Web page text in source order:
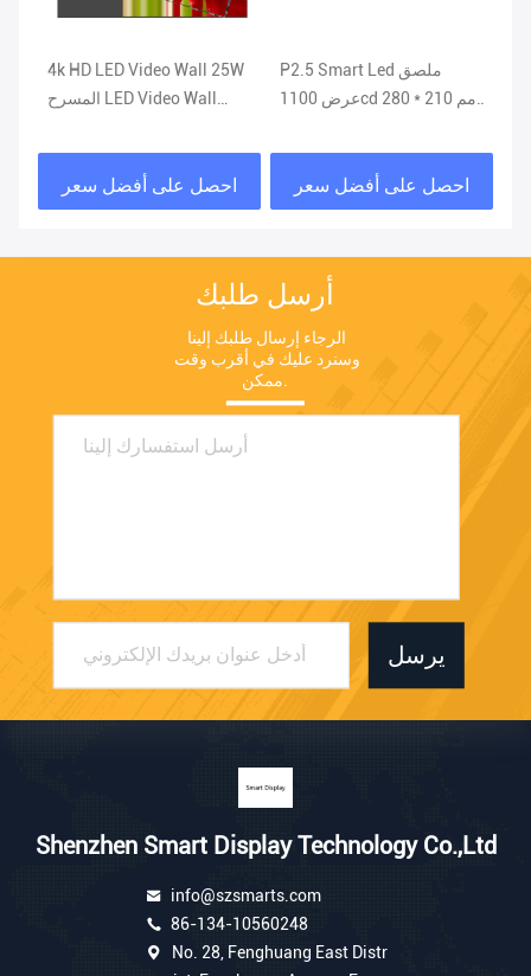
4k HD LED Video Wall 25W
المسرح LED Video Wall
احصل على أفضل سعر
P2.5 Smart Led ملصق
عرض 1100cd 280 * 210 مم
احصل على أفضل سعر
أرسل طلبك
ممكن.
يرسل
Shenzhen Smart Display Technology Co.,Ltd
info@szsmarts.com
86-134-10560248
No. 28, Fenghuang East Distr